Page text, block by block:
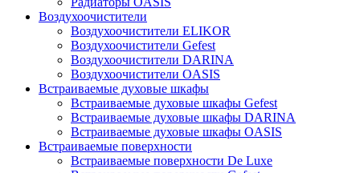
Воздухоочистители
Воздухоочистители ELIKOR
Воздухоочистители Gefest
Воздухоочистители DARINA
Воздухоочистители OASIS
Встраиваемые духовые шкафы
Встраиваемые духовые шкафы Gefest
Встраиваемые духовые шкафы DARINA
Встраиваемые духовые шкафы OASIS
Встраиваемые поверхности
Встраиваемые поверхности De Luxe